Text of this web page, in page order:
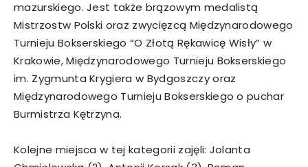
mazurskiego. Jest także brązowym medalistą
Mistrzostw Polski oraz zwycięzcą Międzynarodowego
Turnieju Bokserskiego “O Złotą Rękawicę Wisły” w
Krakowie, Międzynarodowego Turnieju Bokserskiego
im. Zygmunta Krygiera w Bydgoszczy oraz
Międzynarodowego Turnieju Bokserskiego o puchar
Burmistrza Kętrzyna.
Kolejne miejsca w tej kategorii zajęli: Jolanta